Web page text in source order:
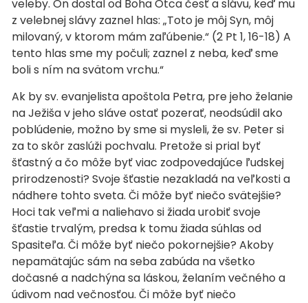
veleby. On dostal od Boha Otca česť a slávu, keď mu
z velebnej slávy zaznel hlas: „Toto je môj Syn, môj
milovaný, v ktorom mám zaľúbenie.“ (2 Pt 1, 16-18) A
tento hlas sme my počuli; zaznel z neba, keď sme
boli s ním na svätom vrchu.“
Ak by sv. evanjelista apoštola Petra, pre jeho želanie
na Ježiša v jeho sláve ostať pozerať, neodsúdil ako
poblúdenie, možno by sme si mysleli, že sv. Peter si
za to skôr zaslúži pochvalu. Pretože si prial byť
šťastný a čo môže byť viac zodpovedajúce ľudskej
prirodzenosti? Svoje šťastie nezakladá na veľkosti a
nádhere tohto sveta. Či môže byť niečo svätejšie?
Hoci tak veľmi a naliehavo si žiada urobiť svoje
šťastie trvalým, predsa k tomu žiada súhlas od
Spasiteľa. Či môže byť niečo pokornejšie? Akoby
nepamätajúc sám na seba zabúda na všetko
dočasné a nadchýna sa láskou, želaním večného a
údivom nad večnosťou. Či môže byť niečo